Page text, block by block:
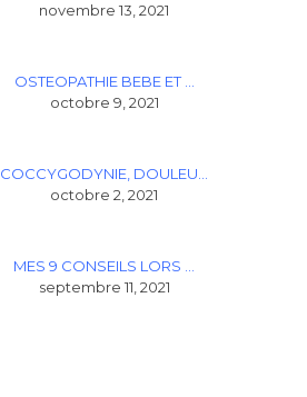
novembre 13, 2021
OSTEOPATHIE BEBE ET …
octobre 9, 2021
COCCYGODYNIE, DOULEU…
octobre 2, 2021
MES 9 CONSEILS LORS …
septembre 11, 2021